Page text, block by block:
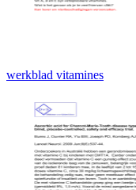
werkblad vitamines